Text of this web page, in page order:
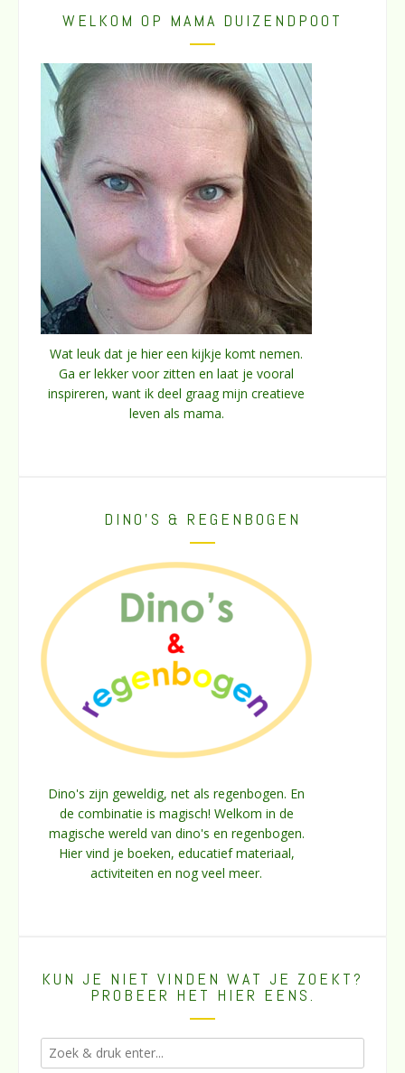
WELKOM OP MAMA DUIZENDPOOT
Wat leuk dat je hier een kijkje komt nemen.
Ga er lekker voor zitten en laat je vooral
inspireren, want ik deel graag mijn creatieve
leven als mama.
DINO’S & REGENBOGEN
Dino's zijn geweldig, net als regenbogen. En
de combinatie is magisch! Welkom in de
magische wereld van dino's en regenbogen.
Hier vind je boeken, educatief materiaal,
activiteiten en nog veel meer.
KUN JE NIET VINDEN WAT JE ZOEKT?
PROBEER HET HIER EENS.